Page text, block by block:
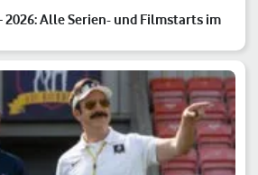
2026: Alle Serien- und Filmstarts im